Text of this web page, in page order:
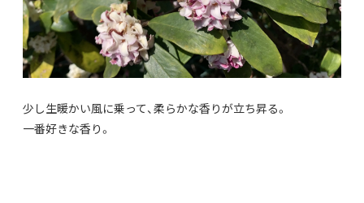
少し生暖かい風に乗って、柔らかな香りが立ち昇る。
一番好きな香り。